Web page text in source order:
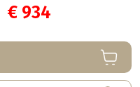
€ 934